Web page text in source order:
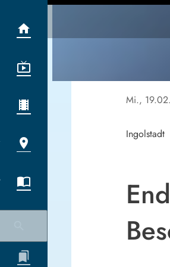
Mi.,
Ingolstadt